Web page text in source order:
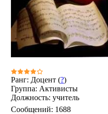
Ранг: Доцент (?)
Группа: Активисты
Должность: учитель
Сообщений: 1688